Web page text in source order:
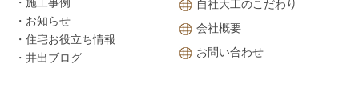
・お知らせ
・住宅お役立ち情報
・井出ブログ
自社大工のこだわり
会社概要
お問い合わせ